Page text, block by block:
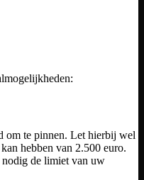
om te pinnen. Let hierbij wel
hebben van 2.500 euro.
de limiet van uw